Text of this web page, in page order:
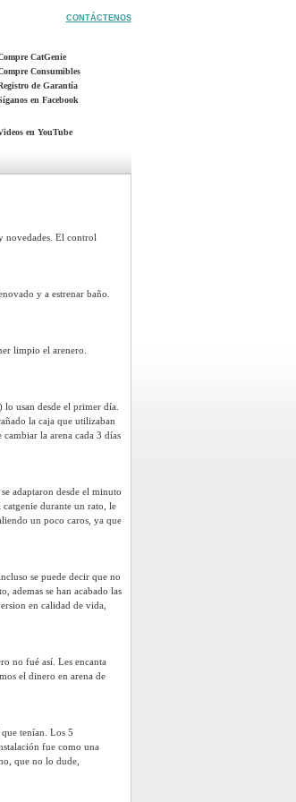
CONTÁCTENOS
CatGenie
Consumibles
de Garantía
en Facebook
en YouTube
novedades. El control
y a estrenar baño.
limpio el arenero.
usan desde el primer día.
la caja que utilizaban
la arena cada 3 días
adaptaron desde el minuto
durante un rato, le
un poco caros, ya que
se puede decir que no
ademas se han acabado las
en calidad de vida,
no fué así. Les encanta
el dinero en arena de
tenían. Los 5
fue como una
que no lo dude,